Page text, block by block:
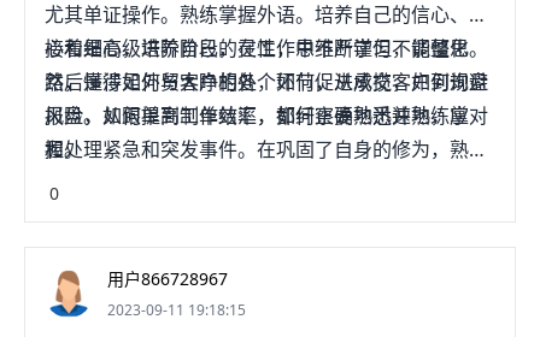
尤其单证操作。熟练掌握外语。培养自己的信心、耐
心和细心，培养自己的灵性，思维严谨但不能僵化。
然后是涉足外贸大睁的各个环节，从承揽客户到询盘
报盘，从跟单到制单结汇，都纤察要熟悉并熟练掌
握。
接着是高级进阶阶段，在工作中不断学习，调整思
路，懂得如何与客户相处，如何促进成交，如何规避
风险。如何提高工作效率，如何正确地迅速地，应对
和处理紧急和突发事件。在巩固了自身的修为，熟悉
了业务，熟悉了产品和经营思路之后，就谋求向独立
发展吧。
0
用户866728967
2023-09-11 19:18:15